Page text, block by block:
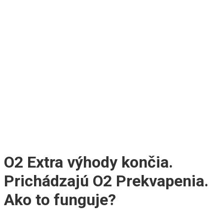
O2 Extra výhody končia.
Prichádzajú O2 Prekvapenia.
Ako to funguje?